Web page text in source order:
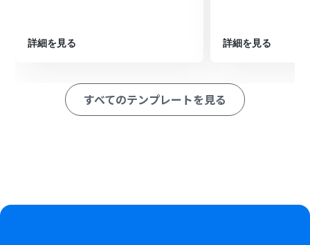
ション
Redditのトリガーで取得した投稿のタイトルやURLとい
った情報を変数として埋め込めます。
また、タスクを登録するプロジェクトや担当者などを、
トリガーは5分、10分、15分、30分、60分の間隔で起動
詳細を見る 詳細を見る
すべてのテンプレートを見る